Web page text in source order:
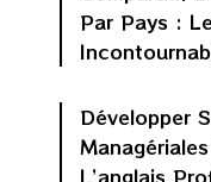
Par Pays :
Développer
L’anglais